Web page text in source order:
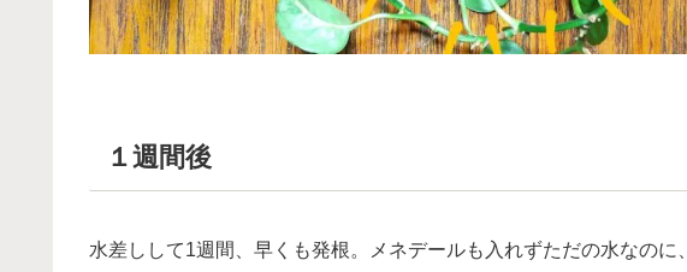
１週間後
水差しして1週間、早くも発根。メネデールも入れずただの水なのに